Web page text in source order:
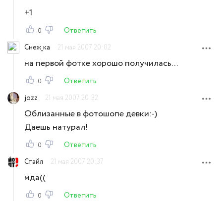
+1
0
Ответить
Снеж_ка
21 мая 2007 20:02
на первой фотке хорошо получилась...
0
Ответить
jozz
21 мая 2007 20:32
Облизанные в фотошопе девки:-)
Даешь натурал!
0
Ответить
Стайл
21 мая 2007 20:37
мда((
0
Ответить